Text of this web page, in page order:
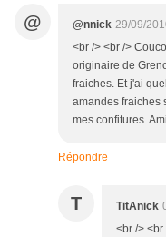
@ @nnick 29/09/
<br /> <br />
originaire de
fraiches. Et j'ai
amandes fraiches
mes confitures.
Répondre
T TitAnick
<br />